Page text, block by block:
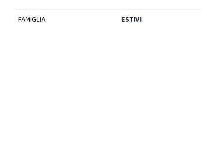
FAMIGLIA ESTIVI